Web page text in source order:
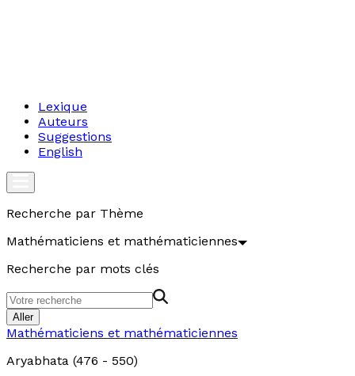
Lexique
Auteurs
Suggestions
English
Recherche par Thème
Mathématiciens et mathématiciennes
Recherche par mots clés
Aller
Mathématiciens et mathématiciennes
Aryabhata (476 - 550)